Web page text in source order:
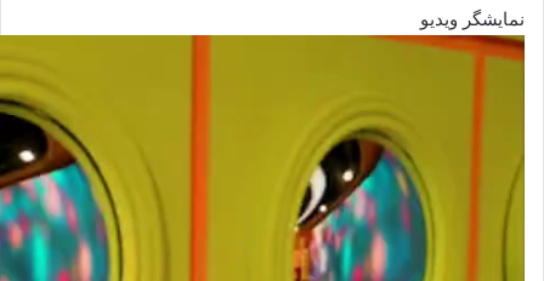
نمایشگر ویدیو